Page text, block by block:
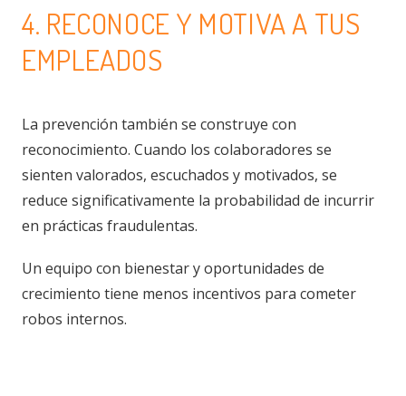
4. RECONOCE Y MOTIVA A TUS
EMPLEADOS
La prevención también se construye con
reconocimiento. Cuando los colaboradores se
sienten valorados, escuchados y motivados, se
reduce significativamente la probabilidad de incurrir
en prácticas fraudulentas.
Un equipo con bienestar y oportunidades de
crecimiento tiene menos incentivos para cometer
robos internos.